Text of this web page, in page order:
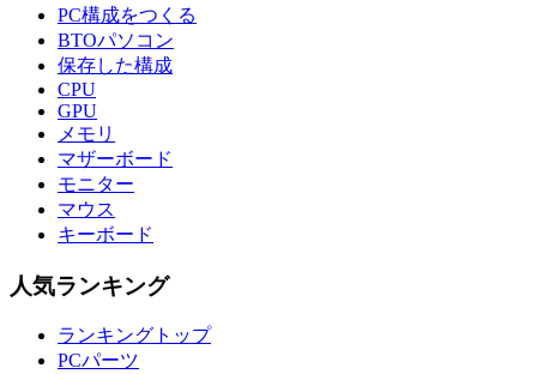
PC構成をつくる
BTOパソコン
保存した構成
CPU
GPU
メモリ
マザーボード
モニター
マウス
キーボード
人気ランキング
ランキングトップ
PCパーツ